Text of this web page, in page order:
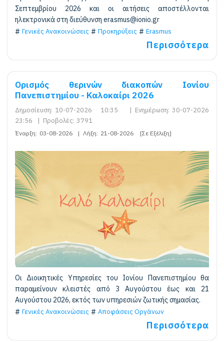
Σεπτεμβρίου 2026 και οι αιτήσεις αποστέλλονται
ηλεκτρονικά στη διεύθυνση erasmus@ionio.gr
Γενικές Ανακοινώσεις
Προκηρύξεις Erasmus
Περισσότερα
Ορισμός θερινών διακοπών Ιονίου
Πανεπιστημίου - Καλοκαίρι 2026
Δημοσίευση: 10-07-2026 10:35 | Ενημέρωση: 30-07-2026
23:56
| Προβολές: 3791
Έναρξη: 03-08-2026 | Λήξη: 21-08-2026 [Σε Εξέλιξη]
Οι Διοικητικές Υπηρεσίες του Ιονίου Πανεπιστημίου θα
παραμείνουν κλειστές από 3 Αυγούστου έως και 21
Αυγούστου 2026, εκτός των υπηρεσιών ζωτικής σημασίας.
Γενικές Ανακοινώσεις
Αποφάσεις Οργάνων
Περισσότερα